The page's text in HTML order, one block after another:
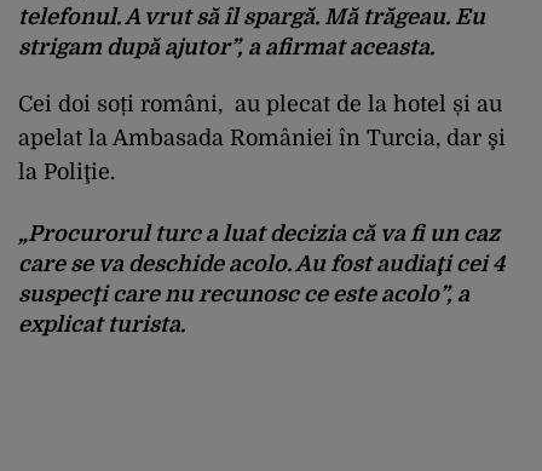
telefonul. A vrut să îl spargă. Mă trăgeau. Eu
strigam după ajutor”, a afirmat aceasta.
Cei doi soți români, au plecat de la hotel și au
apelat la Ambasada României în Turcia, dar şi
la Poliţie.
„Procurorul turc a luat decizia că va fi un caz
care se va deschide acolo. Au fost audiaţi cei 4
suspecţi care nu recunosc ce este acolo”, a
explicat turista.